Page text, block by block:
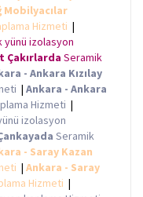
Mobilyacılar
Hizmeti |
yünü izolasyon
Çakırlarda Seramik
- Ankara Kızılay
| Ankara - Ankara
Hizmeti |
izolasyon
Seramik
- Saray Kazan
| Ankara - Saray
Hizmeti |